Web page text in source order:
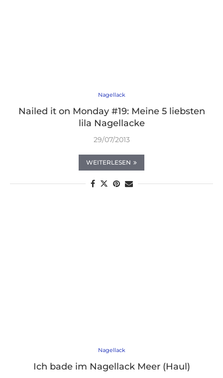
Nagellack
Nailed it on Monday #19: Meine 5 liebsten
lila Nagellacke
29/07/2013
WEITERLESEN
Nagellack
Ich bade im Nagellack Meer (Haul)